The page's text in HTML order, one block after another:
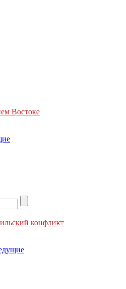
Востоке
конфликт